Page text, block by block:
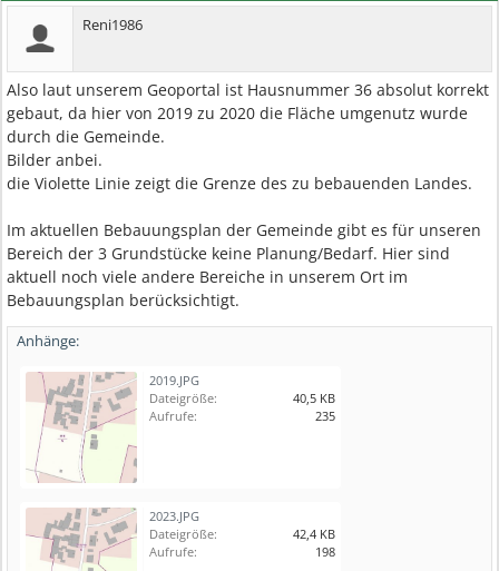
Reni1986
Also laut unserem Geoportal ist Hausnummer 36 absolut korrekt
gebaut, da hier von 2019 zu 2020 die Fläche umgenutz wurde
durch die Gemeinde.
Bilder anbei.
die Violette Linie zeigt die Grenze des zu bebauenden Landes.
Im aktuellen Bebauungsplan der Gemeinde gibt es für unseren
Bereich der 3 Grundstücke keine Planung/Bedarf. Hier sind
aktuell noch viele andere Bereiche in unserem Ort im
Bebauungsplan berücksichtigt.
Anhänge:
2019.JPG
Dateigröße:
40,5 KB
Aufrufe:
235
2023.JPG
Dateigröße:
42,4 KB
Aufrufe:
198